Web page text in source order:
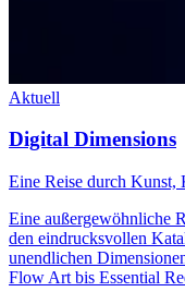
Aktuell
Digital Dimensions
Eine Reise durch Kunst,
Eine außergewöhnliche
den eindrucksvollen
unendlichen
Flow Art bis Essential